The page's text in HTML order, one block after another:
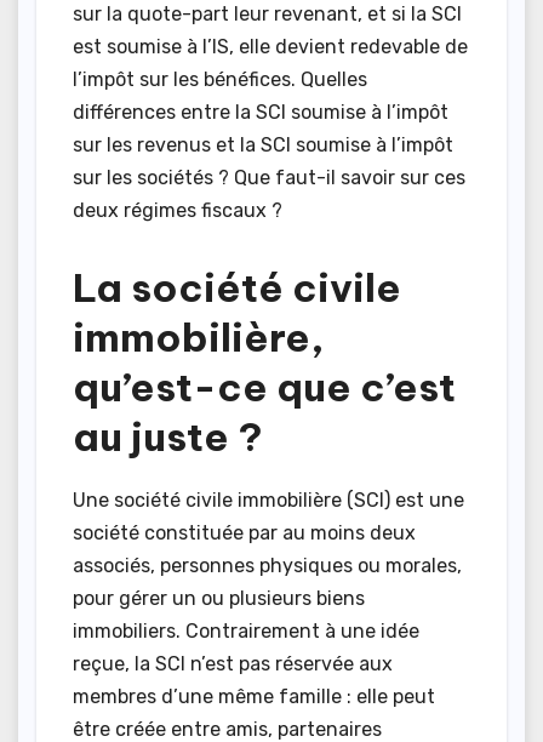
sur la quote-part leur revenant, et si la SCI
est soumise à l’IS, elle devient redevable de
l’impôt sur les bénéfices. Quelles
différences entre la SCI soumise à l’impôt
sur les revenus et la SCI soumise à l’impôt
sur les sociétés ? Que faut-il savoir sur ces
deux régimes fiscaux ?
La société civile
immobilière,
qu’est-ce que c’est
au juste ?
Une société civile immobilière (SCI) est une
société constituée par au moins deux
associés, personnes physiques ou morales,
pour gérer un ou plusieurs biens
immobiliers. Contrairement à une idée
reçue, la SCI n’est pas réservée aux
membres d’une même famille : elle peut
être créée entre amis, partenaires